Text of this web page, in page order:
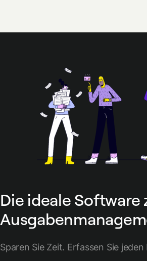
Die ideale Software
Sparen Sie Zeit. Erfassen Sie jeden